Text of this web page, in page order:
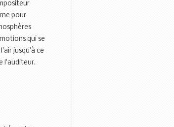
pour
qui se
jusqu'à ce
l'auditeur.